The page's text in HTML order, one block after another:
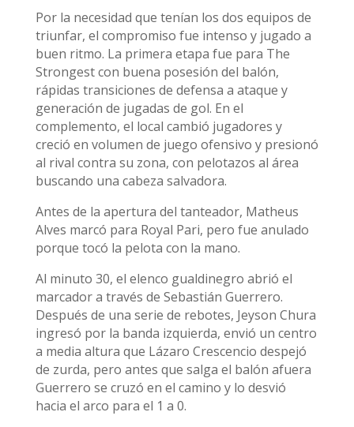
Por la necesidad que tenían los dos equipos de
triunfar, el compromiso fue intenso y jugado a
buen ritmo. La primera etapa fue para The
Strongest con buena posesión del balón,
rápidas transiciones de defensa a ataque y
generación de jugadas de gol. En el
complemento, el local cambió jugadores y
creció en volumen de juego ofensivo y presionó
al rival contra su zona, con pelotazos al área
buscando una cabeza salvadora.
Antes de la apertura del tanteador, Matheus
Alves marcó para Royal Pari, pero fue anulado
porque tocó la pelota con la mano.
Al minuto 30, el elenco gualdinegro abrió el
marcador a través de Sebastián Guerrero.
Después de una serie de rebotes, Jeyson Chura
ingresó por la banda izquierda, envió un centro
a media altura que Lázaro Crescencio despejó
de zurda, pero antes que salga el balón afuera
Guerrero se cruzó en el camino y lo desvió
hacia el arco para el 1 a 0.